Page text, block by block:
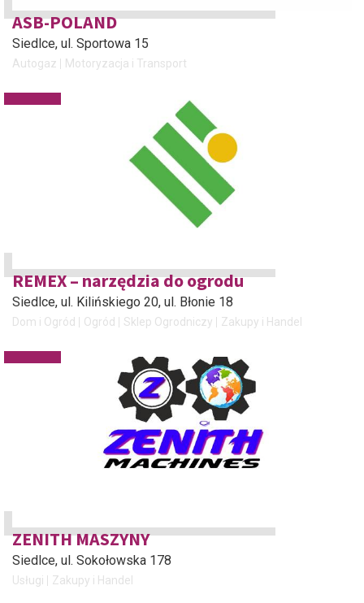
ASB-POLAND
Siedlce, ul. Sportowa 15
Autogaz Motoryzacja i Transport
REMEX – narzędzia do ogrodu
Siedlce, ul. Kilińskiego 20, ul. Błonie 18
Dom i Ogród Ogród Sklep Ogrodniczy Zakupy i Handel
ZENITH MASZYNY
Siedlce, ul. Sokołowska 178
Usługi Zakupy i Handel